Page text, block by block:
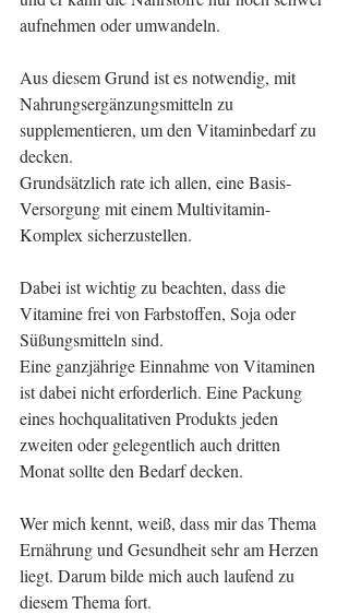
aufnehmen oder umwandeln.
Aus diesem Grund ist es notwendig, mit
Nahrungsergänzungsmitteln zu
supplementieren, um den Vitaminbedarf zu
decken.
Grundsätzlich rate ich allen, eine Basis-
Versorgung mit einem Multivitamin-
Komplex sicherzustellen.
Dabei ist wichtig zu beachten, dass die
Vitamine frei von Farbstoffen, Soja oder
Süßungsmitteln sind.
Eine ganzjährige Einnahme von Vitaminen
ist dabei nicht erforderlich. Eine Packung
eines hochqualitativen Produkts jeden
zweiten oder gelegentlich auch dritten
Monat sollte den Bedarf decken.
Wer mich kennt, weiß, dass mir das Thema
Ernährung und Gesundheit sehr am Herzen
liegt. Darum bilde mich auch laufend zu
diesem Thema fort.